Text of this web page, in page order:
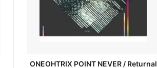
ONEOHTRIX POINT NEVER / Returnal